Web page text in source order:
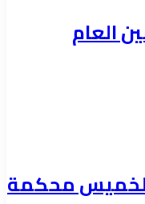
العام
الخميس محكمة